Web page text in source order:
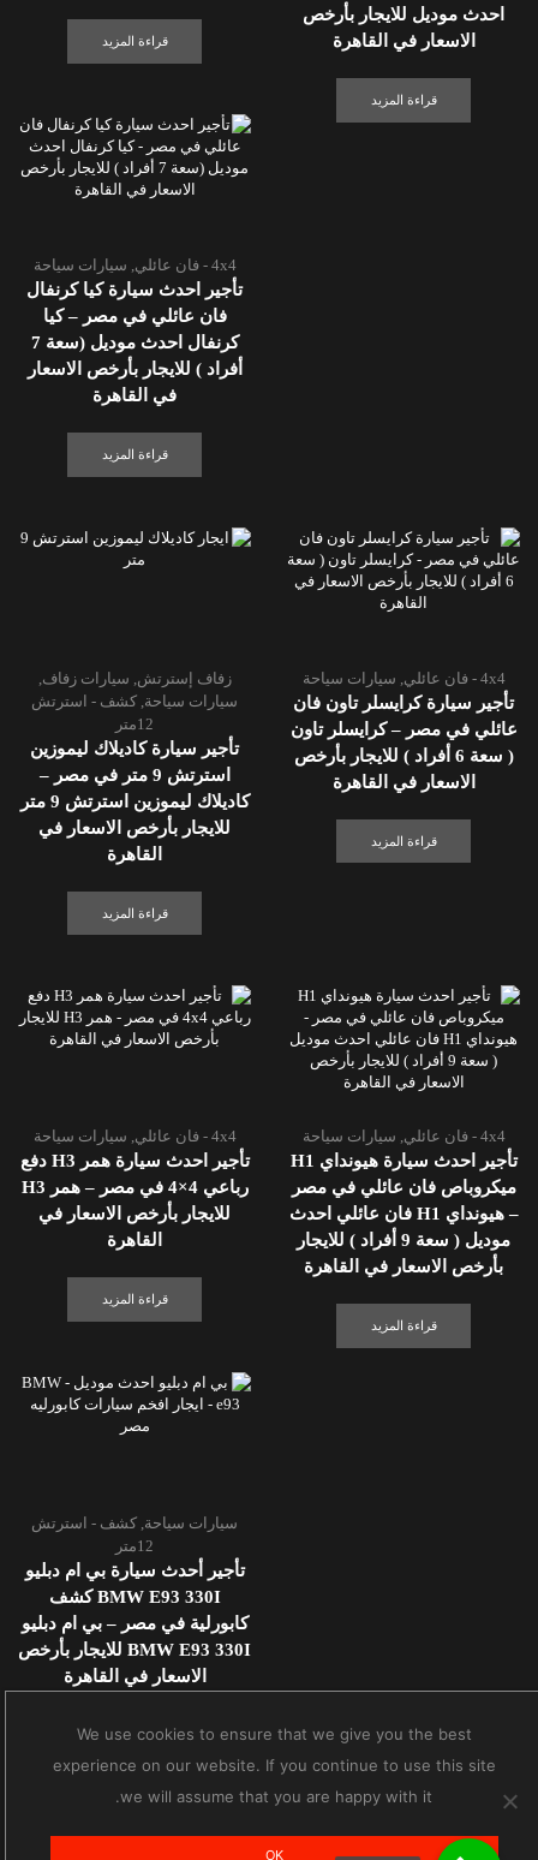
احدث موديل للايجار بأرخص
الاسعار في القاهرة
قراءة المزيد
قراءة المزيد
4x4 - فان عائلي , سيارات سياحة
تأجير احدث سيارة كيا كرنفال
فان عائلي في مصر – كيا
كرنفال احدث موديل (سعة 7
أفراد ) للايجار بأرخص الاسعار
في القاهرة
قراءة المزيد
4x4 - فان عائلي سيارات سياحة
تأجير سيارة كرايسلر تاون فان
عائلي في مصر – كرايسلر تاون
( سعة 6 أفراد ) للايجار بأرخص
الاسعار في القاهرة
قراءة المزيد
زفاف إسترتش سيارات زفاف
سيارات سياحة كشف - استرتش
12متر
تأجير سيارة كاديلاك ليموزين
استرتش 9 متر في مصر –
كاديلاك ليموزين استرتش 9 متر
للايجار بأرخص الاسعار في
القاهرة
قراءة المزيد
4x4 - فان عائلي , سيارات سياحة
تأجير احدث سيارة هيونداي H1
ميكروباص فان عائلي في مصر
– هيونداي H1 فان عائلي احدث
موديل ( سعة 9 أفراد ) للايجار
بأرخص الاسعار في القاهرة
قراءة المزيد
4x4 - فان عائلي , سيارات سياحة
تأجير احدث سيارة همر H3 دفع
رباعي 4×4 في مصر – همر H3
للايجار بأرخص الاسعار في
القاهرة
قراءة المزيد
سيارات سياحة, كشف - استرتش
12متر
تأجير أحدث سيارة بي ام دبليو
BMW E93 330I كشف
كابورلية في مصر – بي ام دبليو
BMW E93 330I للايجار بأرخص
الاسعار في القاهرة
قراءة المزيد
We use cookies to ensure that we give you the best
experience on our website. If you continue to use this site
we will assume that you are happy with it.
OK